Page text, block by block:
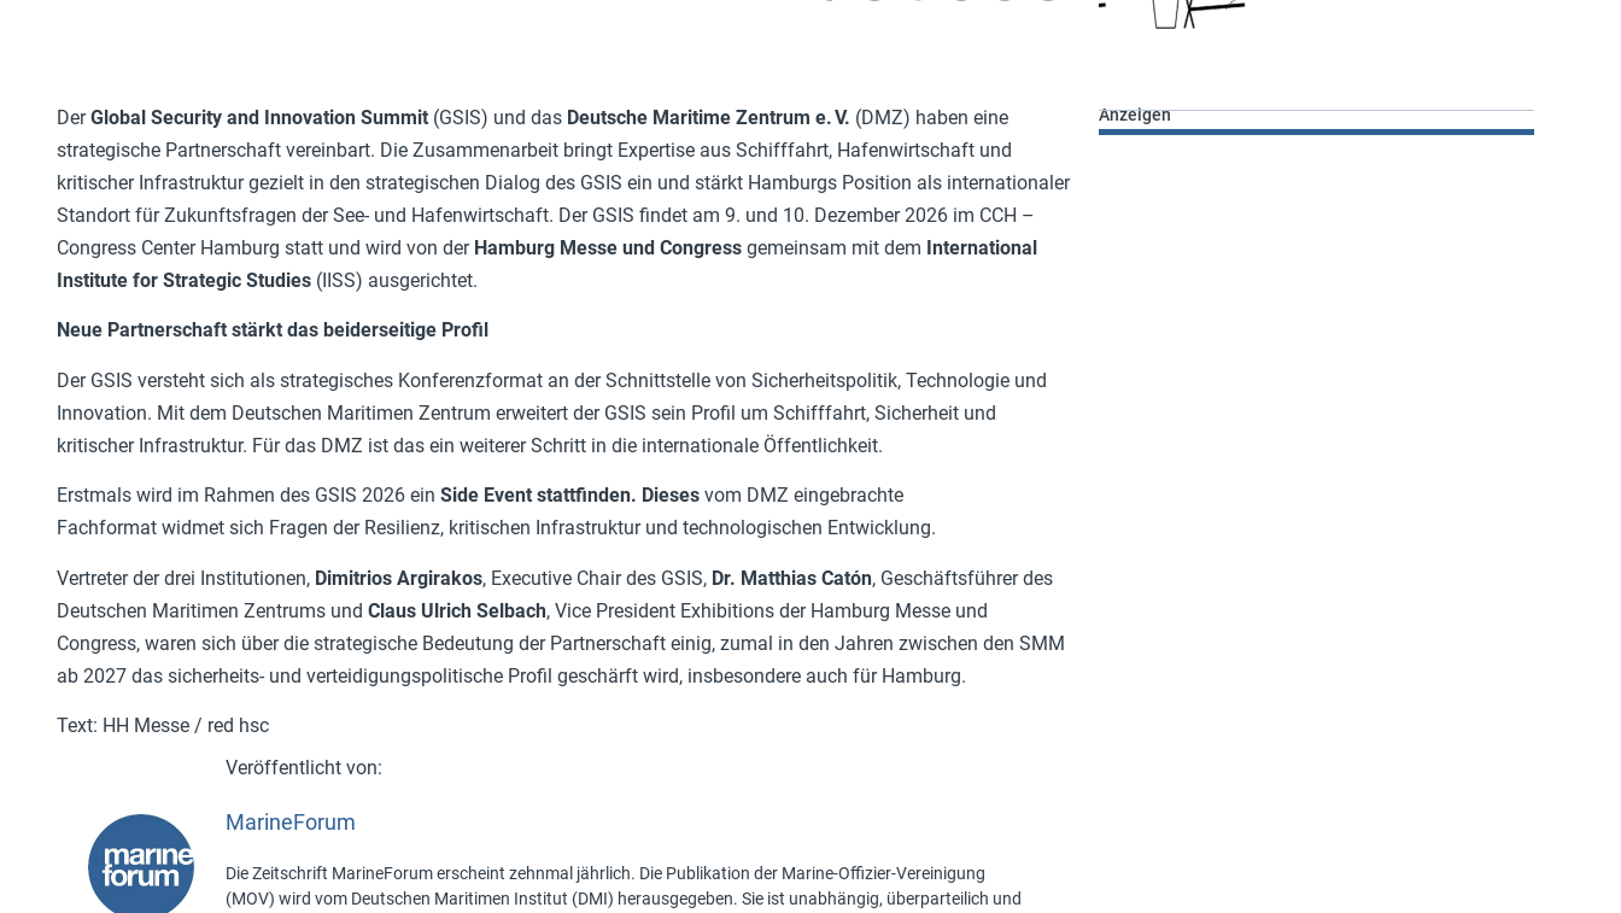
DerGlobal Security and Innovation Summit (GSIS) und das Deutsche Maritime Zentrum e.V. (DMZ) haben eine
strategische Partnerschaft vereinbart. Die Zusammenarbeit bringt Expertise aus Schifffahrt, Hafenwirtschaft und
kritischer Infrastruktur gezielt in den strategischen Dialog des GSIS ein und stärkt Hamburgs Position als internationaler
Standort für Zukunftsfragen der See- und Hafenwirtschaft. Der GSIS findet am 9. und 10. Dezember 2026 im CCH –
Congress Center Hamburg statt und wird von der Hamburg Messe und Congress gemeinsam mit dem International
Institute for Strategic Studies (IISS) ausgerichtet.
Neue Partnerschaft stärkt das beiderseitige Profil
Der GSIS versteht sich als strategisches Konferenzformat an der Schnittstelle von Sicherheitspolitik, Technologie und
Innovation. Mit dem Deutschen Maritimen Zentrum erweitert der GSIS sein Profil um Schifffahrt, Sicherheit und
kritischer Infrastruktur. Für das DMZ ist das ein weiterer Schritt in die internationale Öffentlichkeit.
Erstmals wird im Rahmen des GSIS 2026 ein Side Event stattfinden. Dieses vom DMZ eingebrachte
Fachformat widmet sich Fragen der Resilienz, kritischen Infrastruktur und technologischen Entwicklung.
Vertreter der drei Institutionen, Dimitrios Argirakos, Executive Chair des GSIS, Dr. Matthias Catón, Geschäftsführer des
Deutschen Maritimen Zentrums und Claus Ulrich Selbach, Vice President Exhibitions der Hamburg Messe und
Congress, waren sich über die strategische Bedeutung der Partnerschaft einig, zumal in den Jahren zwischen den SMM
ab 2027 das sicherheits- und verteidigungspolitische Profil geschärft wird, insbesondere auch für Hamburg.
Text: HH Messe / red hsc
MarineForum
Die Zeitschrift MarineForum erscheint zehnmal jährlich. Die Publikation der Marine-Offizier-Vereinigung
(MOV) wird vom Deutschen Maritimen Institut (DMI) herausgegeben. Sie ist unabhängig, überparteilich und
Anzeigen